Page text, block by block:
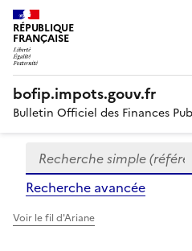
RÉPUBLIQUE
FRANÇAISE
bofip.impots.gouv.fr
Bulletin Officiel des Finances
Formulaire
de
recherche
Recherche simple
Recherche avancée
Voir le fil d'Ariane